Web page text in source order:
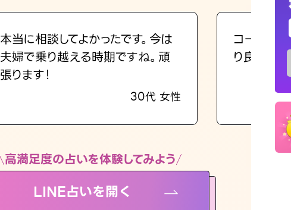
お
本当に相談してよかったです。今は
夫婦で乗り越える時期ですね。頑
張ります！
30代 女性
コーチの
り良くなる
高満足度の占いを体験してみよう
LINE占いを開く